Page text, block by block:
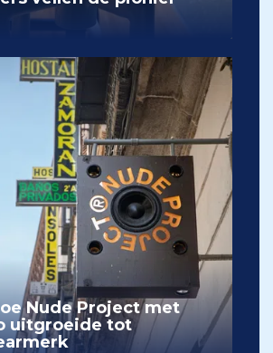
Nude Project met
uitgroeide tot